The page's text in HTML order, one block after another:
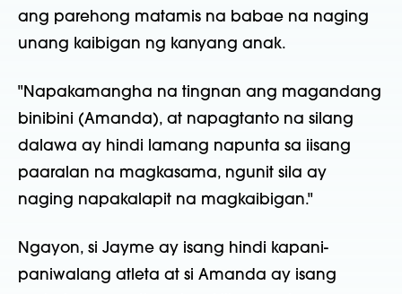
ang parehong matamis na babae na naging
unang kaibigan ng kanyang anak.
"Napakamangha na tingnan ang magandang
binibini (Amanda), at napagtanto na silang
dalawa ay hindi lamang napunta sa iisang
paaralan na magkasama, ngunit sila ay
naging napakalapit na magkaibigan."
Ngayon, si Jayme ay isang hindi kapani-
paniwalang atleta at si Amanda ay isang